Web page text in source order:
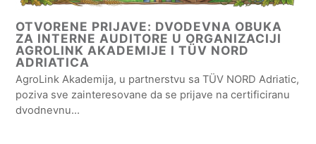
OTVORENE PRIJAVE: DVODEVNA OBUKA
ZA INTERNE AUDITORE U ORGANIZACIJI
AGROLINK AKADEMIJE I TÜV NORD
ADRIATICA
AgroLink Akademija, u partnerstvu sa TÜV NORD Adriatic,
poziva sve zainteresovane da se prijave na certificiranu
dvodnevnu…